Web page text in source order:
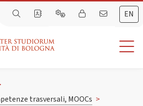
EN
trasversali, MOOCs >